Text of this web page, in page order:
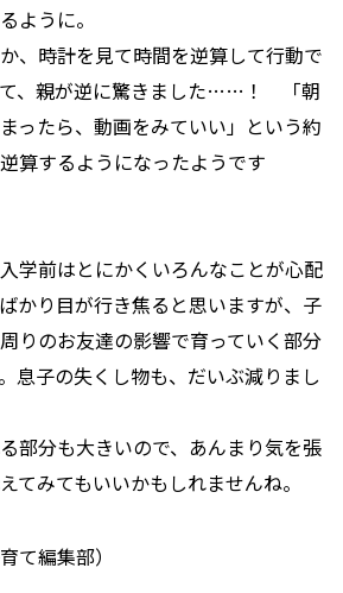
ように。
、時計を見て時間を逆算して行動で
て、親が逆に驚きました……！ 「朝
ったら、動画をみていい」という約
算するようになったようです
学前はとにかくいろんなことが心配
かり目が行き焦ると思いますが、子
りのお友達の影響で育っていく部分
息子の失くし物も、だいぶ減りまし
部分も大きいので、あんまり気を張
てみてもいいかもしれませんね。
て編集部）